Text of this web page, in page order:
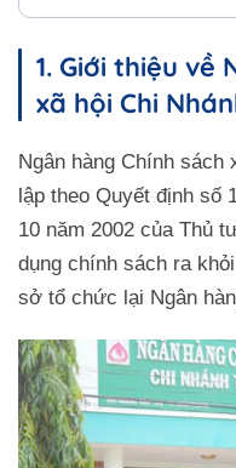
1. Giới thiệu về
xã hội Chi
Ngân hàng Chính sách
lập theo Quyết định số
10 năm 2002 của Thủ
dụng chính sách ra
sở tổ chức lại Ngân